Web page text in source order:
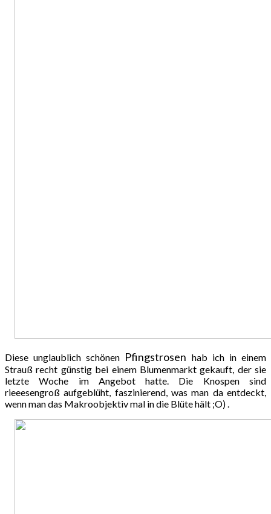
Diese unglaublich schönen Pfingstrosen hab ich in einem
Strauß recht günstig bei einem Blumenmarkt gekauft, der sie
letzte Woche im Angebot hatte. Die Knospen sind
rieeesengroß aufgeblüht, faszinierend, was man da entdeckt,
wenn man das Makroobjektiv mal in die Blüte hält ;O) .